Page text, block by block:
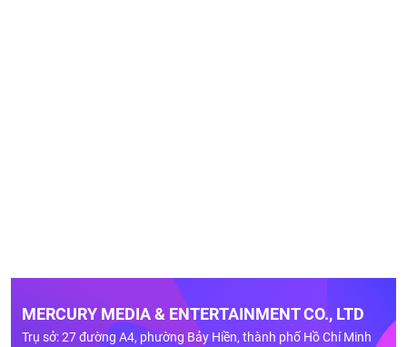
MERCURY MEDIA & ENTERTAINMENT CO., LTD
Trụ sở: 27 đường A4, phường Bảy Hiền, thành phố Hồ Chí Minh